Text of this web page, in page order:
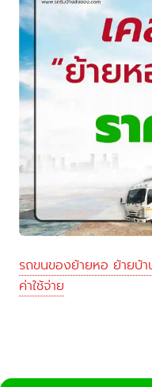
รถขนของย้ายหอ ย้ายบ้
ค่าใช้จ่าย